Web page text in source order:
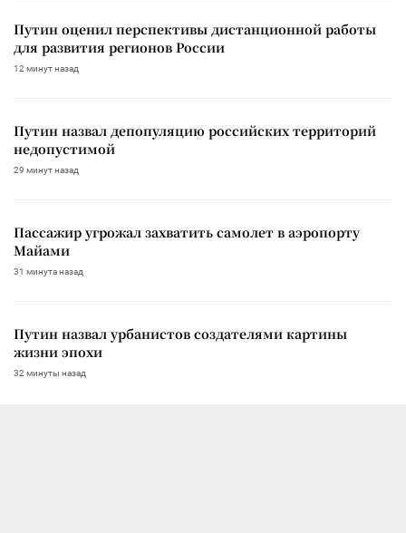
Путин оценил перспективы дистанционной работы
для развития регионов России
12 минут назад
Путин назвал депопуляцию российских территорий
недопустимой
29 минут назад
Пассажир угрожал захватить самолет в аэропорту
Майами
31 минута назад
Путин назвал урбанистов создателями картины
жизни эпохи
32 минуты назад